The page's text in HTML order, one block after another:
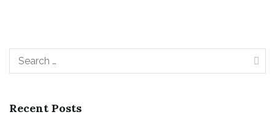
Recent Posts